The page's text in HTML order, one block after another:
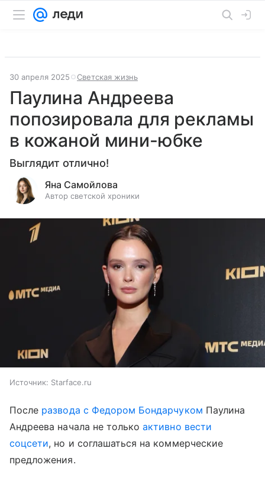
30 апреля 2025 Светская жизнь
Паулина Андреева
попозировала для рекламы
в кожаной мини-юбке
Выглядит отлично!
Яна Самойлова
Автор светской хроники
Источник: Starface.ru
После развода с Федором Бондарчуком Паулина
Андреева начала не толькоактивно вести
соцсети, но и соглашаться на коммерческие
предложения.